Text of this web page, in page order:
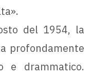
del 1954, la
profondamente
e drammatico.